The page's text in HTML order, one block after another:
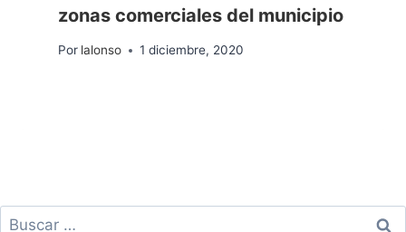
zonas comerciales del municipio
Por lalonso 1 diciembre, 2020
Buscar: